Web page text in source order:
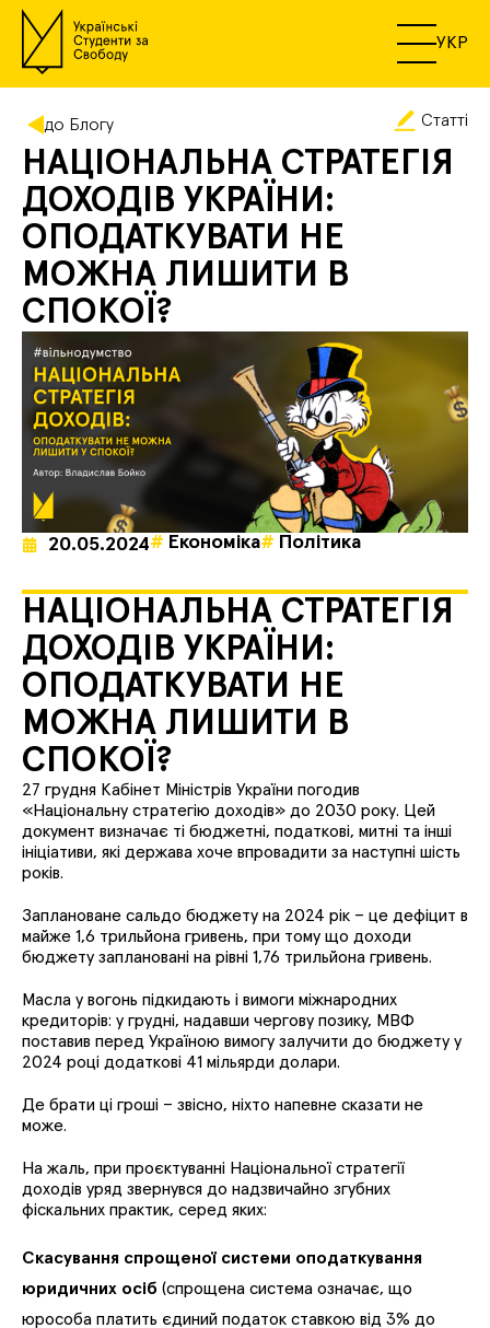
УКР
до Блогу Статті
НАЦІОНАЛЬНА СТРАТЕГІЯ
ДОХОДІВ УКРАЇНИ:
ОПОДАТКУВАТИ НЕ
МОЖНА ЛИШИТИ В
СПОКОЇ?
20.05.2024 Економіка Політика
НАЦІОНАЛЬНА СТРАТЕГІЯ
ДОХОДІВ УКРАЇНИ:
ОПОДАТКУВАТИ НЕ
МОЖНА ЛИШИТИ В
СПОКОЇ?
27 грудня Кабінет Міністрів України погодив
«Національну стратегію доходів» до 2030 року. Цей
документ визначає ті бюджетні, податкові, митні та інші
ініціативи, які держава хоче впровадити за наступні шість
років.
Заплановане сальдо бюджету на 2024 рік – це дефіцит в
майже 1,6 трильйона гривень, при тому що доходи
бюджету заплановані на рівні 1,76 трильйона гривень.
Масла у вогонь підкидають і вимоги міжнародних
кредиторів: у грудні, надавши чергову позику, МВФ
поставив перед Україною вимогу залучити до бюджету у
2024 році додаткові 41 мільярди долари.
Де брати ці гроші – звісно, ніхто напевне сказати не
може.
На жаль, при проєктуванні Національної стратегії
доходів уряд звернувся до надзвичайно згубних
фіскальних практик, серед яких:
Скасування спрощеної системи оподаткування
юридичних осіб (спрощена система означає, що
юрособа платить єдиний податок ставкою від 3% до